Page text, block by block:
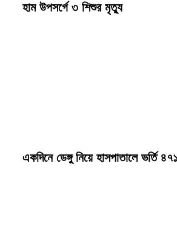
হাম উপসর্গে ৩ শিশুর মৃত্যু
একদিনে ডেঙ্গু নিয়ে হাসপাতালে ভর্তি ৪৭১